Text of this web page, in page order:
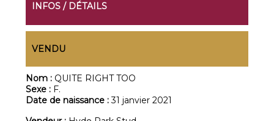
INFOS / DÉTAILS
VENDU
Nom : QUITE RIGHT TOO
Sexe : F.
Date de naissance :31 janvier 2021